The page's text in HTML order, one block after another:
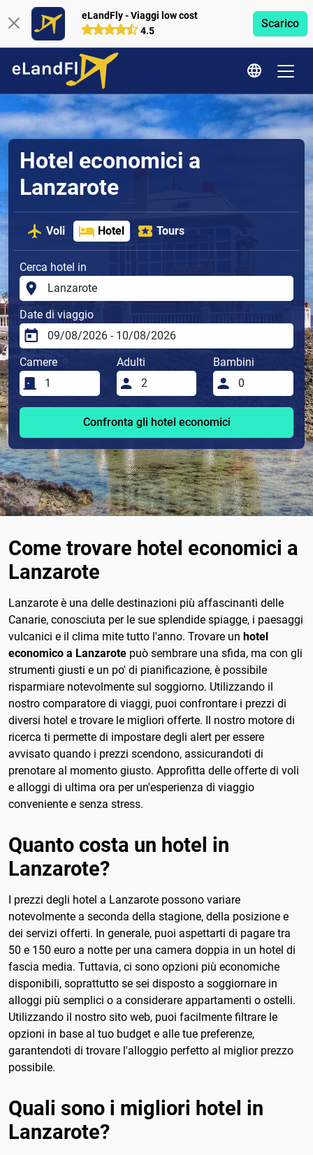
eLandFly - Viaggi low cost
4.5
Scarico
Hotel economici a
Lanzarote
Voli Hotel Tours
Cerca hotel in
Date di viaggio
Camere Adulti Bambini
Confronta gli hotel economici
Come trovare hotel economici a
Lanzarote
Lanzarote è una delle destinazioni più affascinanti delle
Canarie, conosciuta per le sue splendide spiagge, i paesaggi
vulcanici e il clima mite tutto l'anno. Trovare un hotel
economico a Lanzarote può sembrare una sfida, ma con gli
strumenti giusti e un po' di pianificazione, è possibile
risparmiare notevolmente sul soggiorno. Utilizzando il
nostro comparatore di viaggi, puoi confrontare i prezzi di
diversi hotel e trovare le migliori offerte. Il nostro motore di
ricerca ti permette di impostare degli alert per essere
avvisato quando i prezzi scendono, assicurandoti di
prenotare al momento giusto. Approfitta delle offerte di voli
e alloggi di ultima ora per un'esperienza di viaggio
conveniente e senza stress.
Quanto costa un hotel in
Lanzarote?
I prezzi degli hotel a Lanzarote possono variare
notevolmente a seconda della stagione, della posizione e
dei servizi offerti. In generale, puoi aspettarti di pagare tra
50 e 150 euro a notte per una camera doppia in un hotel di
fascia media. Tuttavia, ci sono opzioni più economiche
disponibili, soprattutto se sei disposto a soggiornare in
alloggi più semplici o a considerare appartamenti o ostelli.
Utilizzando il nostro sito web, puoi facilmente filtrare le
opzioni in base al tuo budget e alle tue preferenze,
garantendoti di trovare l'alloggio perfetto al miglior prezzo
possibile.
Quali sono i migliori hotel in
Lanzarote?